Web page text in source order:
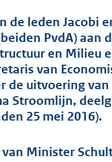
d
s
g
r
o
t
4
de leden Jacobi
PvdA) aan
en Milieu
van
de uitvoering
Stroomlijn,
25 mei 2016).
Minister